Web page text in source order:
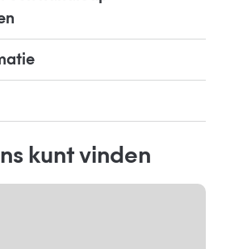
kunt vinden